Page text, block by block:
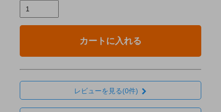
カートに入れる
レビューを見る(0件)